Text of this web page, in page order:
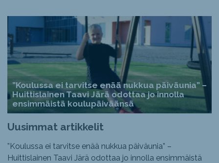
”Koulussa ei tarvitse enää nukkua päiväunia” –
Huittislainen Taavi Järä odottaa jo innolla
ensimmäistä koulupäiväänsä
Uusimmat artikkelit
”Koulussa ei tarvitse enää nukkua päiväunia” –
Huittislainen Taavi Järä odottaa jo innolla ensimmäistä